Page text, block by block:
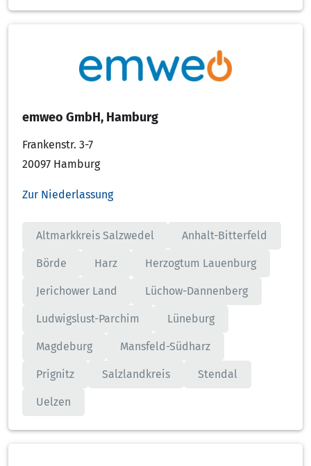
emweo GmbH, Hamburg
Frankenstr. 3-7
20097 Hamburg
Zur Niederlassung
Altmarkkreis Salzwedel Anhalt-Bitterfeld
Börde Harz Herzogtum Lauenburg
Jerichower Land Lüchow-Dannenberg
Ludwigslust-Parchim Lüneburg
Magdeburg Mansfeld-Südharz
Prignitz Salzlandkreis Stendal
Uelzen